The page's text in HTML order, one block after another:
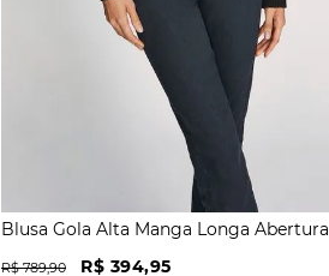
Blusa Gola Alta Manga Longa Abertura
R$ 789,90 R$ 394,95